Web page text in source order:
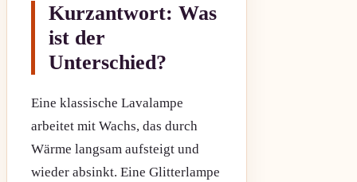
Kurzantwort: Was
ist der
Unterschied?
Eine klassische Lavalampe
arbeitet mit Wachs, das durch
Wärme langsam aufsteigt und
wieder absinkt. Eine Glitterlampe